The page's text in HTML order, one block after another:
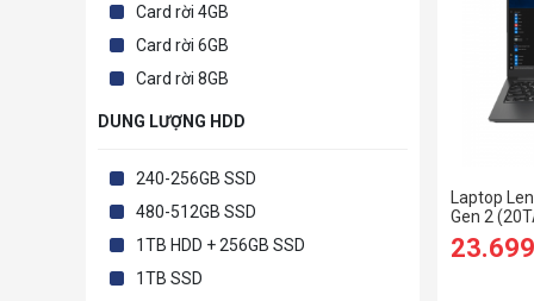
Card rời 4GB
Card rời 6GB
Card rời 8GB
DUNG LƯỢNG HDD
240-256GB SSD
480-512GB SSD
1TB HDD + 256GB SSD
1TB SSD
Laptop
Gen 2
1165G7/
SSD/14